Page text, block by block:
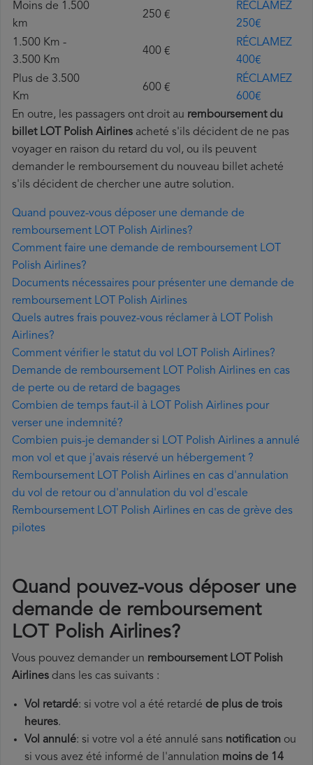
Moins de 1.500
km
250 €
RÉCLAMEZ
250€
1.500 Km -
3.500 Km
400 €
RÉCLAMEZ
400€
Plus de 3.500
Km
600 €
RÉCLAMEZ
600€
En outre, les passagers ont droit au remboursement du
billet LOT Polish Airlines acheté s'ils décident de ne pas
voyager en raison du retard du vol, ou ils peuvent
demander le remboursement du nouveau billet acheté
s'ils décident de chercher une autre solution.
Quand pouvez-vous déposer une demande de
remboursement LOT Polish Airlines?
Comment faire une demande de remboursement LOT
Polish Airlines?
Documents nécessaires pour présenter une demande de
remboursement LOT Polish Airlines
Quels autres frais pouvez-vous réclamer à LOT Polish
Airlines?
Comment vérifier le statut du vol LOT Polish Airlines?
Demande de remboursement LOT Polish Airlines en cas
de perte ou de retard de bagages
Combien de temps faut-il à LOT Polish Airlines pour
verser une indemnité?
Combien puis-je demander si LOT Polish Airlines a annulé
mon vol et que j'avais réservé un hébergement ?
Remboursement LOT Polish Airlines en cas d'annulation
du vol de retour ou d'annulation du vol d'escale
Remboursement LOT Polish Airlines en cas de grève des
pilotes
Quand pouvez-vous déposer une
demande de remboursement
LOT Polish Airlines?
Vous pouvez demander un remboursement LOT Polish
Airlines dans les cas suivants :
Vol retardé: si votre vol a été retardé de plus de trois
heures.
Vol annulé: si votre vol a été annulé sans notification ou
si vous avez été informé de l'annulation moins de 14